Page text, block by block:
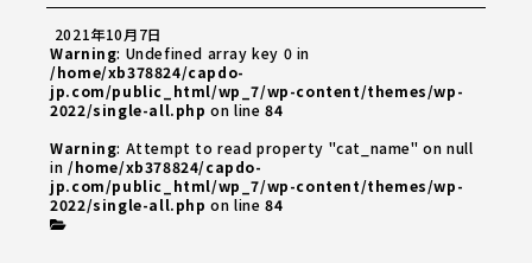
2021年10月7日
Warning: Undefined array key 0 in
/home/xb378824/capdo-
jp.com/public_html/wp_7/wp-content/themes/wp-
2022/single-all.php on line84
Warning: Attempt to read property "cat_name" on null
in/home/xb378824/capdo-
jp.com/public_html/wp_7/wp-content/themes/wp-
2022/single-all.php on line84